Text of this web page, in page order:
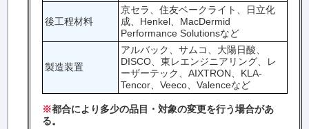
後工程材料
京セラ、住友ベークライト、日立化
成、Henkel、MacDermid
Performance Solutionsなど
製造装置
アルバック、サムコ、大陽日酸、
DISCO、東レエンジニアリング、レ
ーザーテック、AIXTRON、KLA-
Tencor、Veeco、Valenceなど
※都合により多少の品目・対象の変更を行う場合があ
る。